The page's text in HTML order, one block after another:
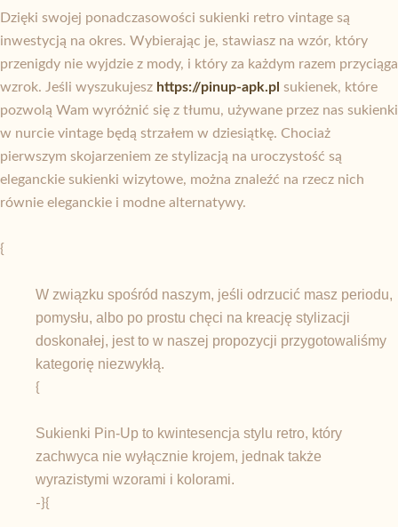
Dzięki swojej ponadczasowości sukienki retro vintage są
inwestycją na okres. Wybierając je, stawiasz na wzór, który
przenigdy nie wyjdzie z mody, i który za każdym razem przyciąga
wzrok. Jeśli wyszukujesz https://pinup-apk.pl sukienek, które
pozwolą Wam wyróżnić się z tłumu, używane przez nas sukienki
w nurcie vintage będą strzałem w dziesiątkę. Chociaż
pierwszym skojarzeniem ze stylizacją na uroczystość są
eleganckie sukienki wizytowe, można znaleźć na rzecz nich
równie eleganckie i modne alternatywy.
{
W związku spośród naszym, jeśli odrzucić masz periodu,
pomysłu, albo po prostu chęci na kreację stylizacji
doskonałej, jest to w naszej propozycji przygotowaliśmy
kategorię niezwykłą.
{
Sukienki Pin-Up to kwintesencja stylu retro, który
zachwyca nie wyłącznie krojem, jednak także
wyrazistymi wzorami i kolorami.
-}{